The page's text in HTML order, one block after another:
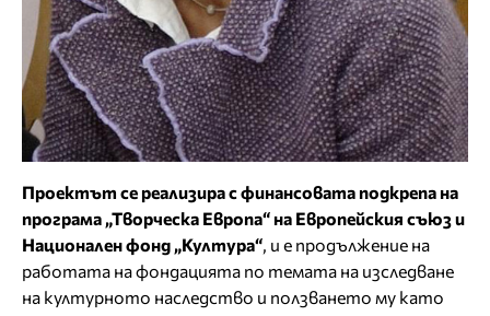
Проектът се реализира с финансовата подкрепа на
програма „Творческа Европа“ на Европейския съюз и
Национален фонд „Култура“, и е продължение на
работата на фондацията по темата на изследване
на културното наследство и ползването му като